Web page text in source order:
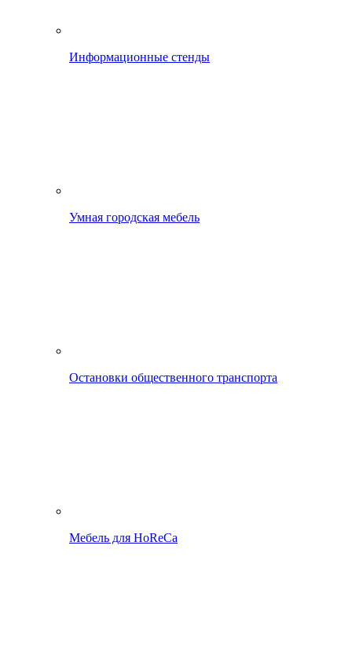
Информационные стенды
Умная городская мебель
Остановки общественного транспорта
Мебель для HoReCa